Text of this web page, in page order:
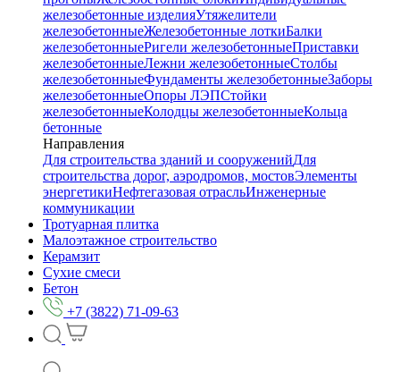
железобетонные изделияУтяжелители
железобетонныеЖелезобетонные лоткиБалки
железобетонныеРигели железобетонныеПриставки
железобетонныеЛежни железобетонныеСтолбы
железобетонныеФундаменты железобетонныеЗаборы
железобетонныеОпоры ЛЭПСтойки
железобетонныеКолодцы железобетонныеКольца
бетонные
Направления
Для строительства зданий и сооруженийДля
строительства дорог, аэродромов, мостовЭлементы
энергетикиНефтегазовая отрасльИнженерные
коммуникации
Тротуарная плитка
Малоэтажное строительство
Керамзит
Сухие смеси
Бетон
+7 (3822) 71-09-63